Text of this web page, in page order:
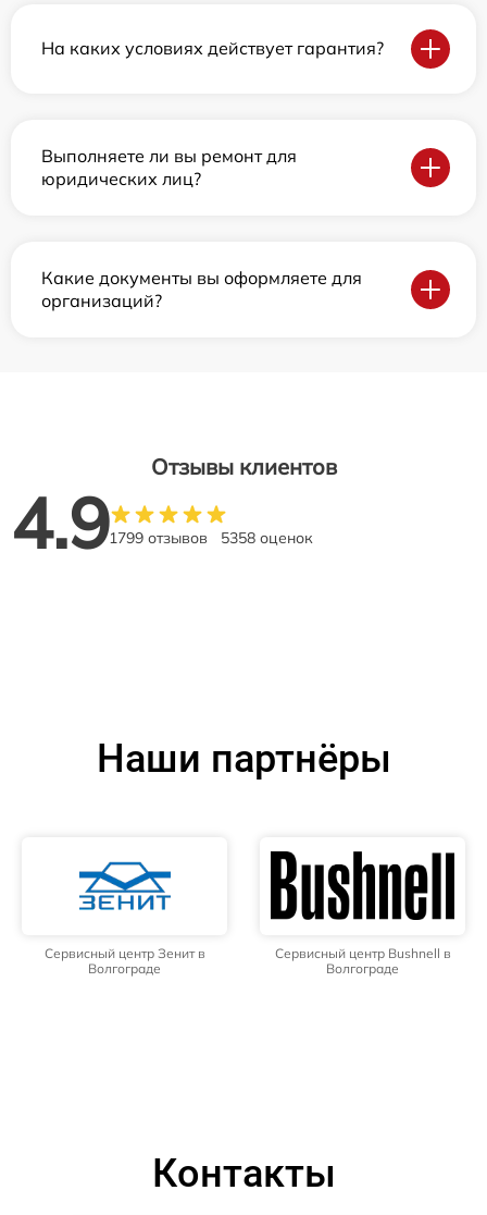
На каких условиях действует гарантия?
Выполняете ли вы ремонт для
юридических лиц?
Какие документы вы оформляете для
организаций?
Отзывы клиентов
4.91799 отзывов 5358 оценок
Наши партнёры
Сервисный центр Зенит в
Волгограде
Сервисный центр Bushnell в
Волгограде
Контакты